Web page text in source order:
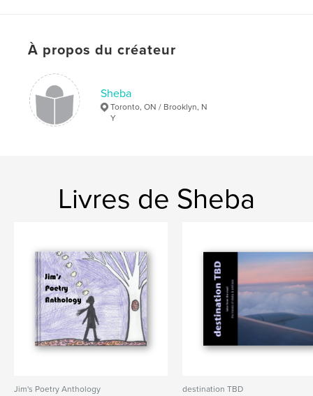
À propos du créateur
Sheba
Toronto, ON / Brooklyn, N
Y
Livres de Sheba
Jim's Poetry Anthology
destination TBD